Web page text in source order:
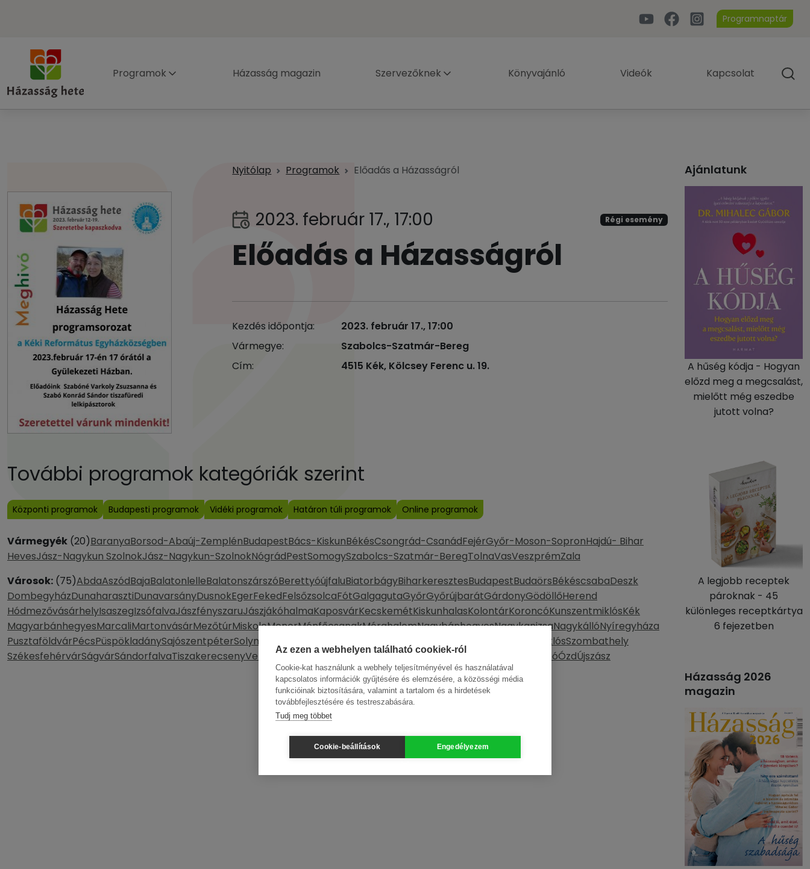
Programnaptár
Programok Házasság magazin Szervezőknek Könyvajánló Videók Kapcsolat
Nyitólap Programok Előadás a Házasságról
2023. február 17., 17:00 Régi esemény
Előadás a Házasságról
Kezdés időpontja:
2023. február 17., 17:00
Vármegye:
Szabolcs-Szatmár-Bereg
Cím:
4515 Kék, Kölcsey Ferenc u. 19.
További programok kategóriák szerint
Központi programok Budapesti programok Vidéki programok Határon túli programok Online programok
Vármegyék (20)BaranyaBorsod-Abaúj-ZemplénBudapestBács-KiskunBékésCsongrád-CsanádFejérGyőr-Moson-SopronHajdú- Bihar
HevesJász-Nagykun SzolnokJász-Nagykun-SzolnokNógrádPestSomogySzabolcs-Szatmár-BeregTolnaVasVeszprémZala
Városok: (75)AbdaAszódBajaBalatonlelleBalatonszárszóBerettyóújfaluBiatorbágyBiharkeresztesBudapestBudaörsBékéscsabaDeszk
DombegyházDunaharasztiDunavarsányDusnokEgerFekedFelsőzsolcaFótGalgagutaGyőrGyőrújbarátGárdonyGödöllőHerend
HódmezővásárhelyIsaszegIzsófalvaJászfényszaruJászjákóhalmaKaposvárKecskemétKiskunhalasKolontárKoroncóKunszentmiklósKék
MagyarbánhegyesMarcaliMartonvásárMezőtúrMiskolcMonorMénfőcsanakMórahalomNagybánhegyesNagykanizsaNagykállóNyíregyháza
PusztaföldvárPécsPüspökladánySajószentpéterSolymár SzigetszentmiklósSzombathely
SzékesfehérvárSágvárSándorfalvaTiszakerecsenyVeresegyházVerőceVeszprémVácVárosföldZalaegerszeg ZsombóÓzdÚjszász
Ajánlatunk
A hűség kódja - Hogyan
előzd meg a megcsalást,
mielőtt még eszedbe
jutott volna?
A legjobb receptek
pároknak - 45
különleges receptkártya
6 fejezetben
Házasság 2026
magazin
Az ezen a webhelyen található cookiek-ról
Cookie-kat használunk a webhely teljesítményével és használatával
kapcsolatos információk gyűjtésére és elemzésére, a közösségi média
funkcióinak biztosítására, valamint a tartalom és a hirdetések
továbbfejlesztésére és testreszabására.
Tudj meg többet
Cookie-beállítások Engedélyezem